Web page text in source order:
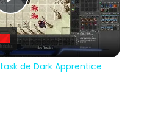
Play
Video
de Dark Apprentice